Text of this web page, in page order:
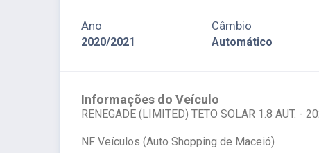
Ano
2020/2021
Câmbio
Automático
Informações do Veículo
RENEGADE (LIMITED) TETO SOLAR 1.8 AUT. -
NF Veículos (Auto Shopping de Maceió)